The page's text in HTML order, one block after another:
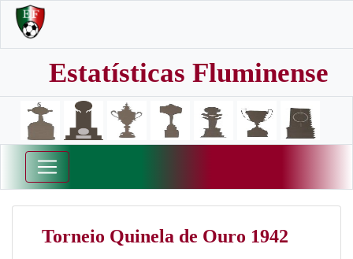
Estatísticas Fluminense
Torneio Quinela de Ouro 1942